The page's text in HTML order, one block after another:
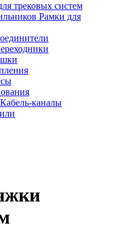
трековых систем
Рамки для
Кабель-каналы